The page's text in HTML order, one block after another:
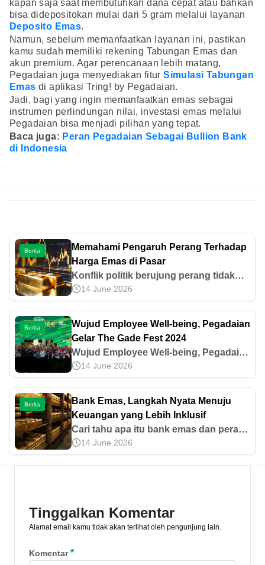
kapan saja saat membutuhkan dana cepat atau bahkan
bisa didepositokan mulai dari 5 gram melalui layanan
Deposito Emas.
Namun, sebelum memanfaatkan layanan ini, pastikan
kamu sudah memiliki rekening Tabungan Emas dan
akun premium. Agar perencanaan lebih matang,
Pegadaian juga menyediakan fiturSimulasi Tabungan
Emas di aplikasi Tring! by Pegadaian.
Jadi, bagi yang ingin memanfaatkan emas sebagai
instrumen perlindungan nilai, investasi emas melalui
Pegadaian bisa menjadi pilihan yang tepat.
Baca juga: Peran Pegadaian Sebagai Bullion Bank
di Indonesia
Berita
Memahami Pengaruh Perang Terhadap
Harga Emas di Pasar
Konflik politik berujung perang tidak
hanya berdampak pada nilai mata uang,
tetapi juga harga emas. Mari pahami
pengaruh perang terhadap harga emas.
14 June 2026
Berita
Wujud Employee Well-being, Pegadaian
Gelar The Gade Fest 2024
Wujud Employee Well-being, Pegadaian
Gelar The Gade Fest 2024
14 June 2026
Berita
Bank Emas, Langkah Nyata Menuju
Keuangan yang Lebih Inklusif
Cari tahu apa itu bank emas dan peran
Pegadaian sebagai bank emas pertama
di Indonesia dalam membangun sistem
14 June 2026
Tinggalkan Komentar
Alamat email kamu tidak akan terlihat oleh pengunjung lain.
Komentar*